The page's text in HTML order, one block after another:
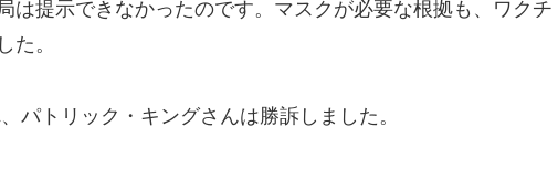
は提示できなかったのです。マスクが必要な根拠も、ワクチ
た。
パトリック・キングさんは勝訴しました。